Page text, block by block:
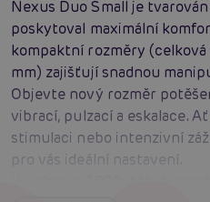
Nexus Duo Small je
poskytoval maximální
kompaktní rozměry
mm) zajišťují snadnou
Objevte nový rozměr
vibrací, pulzací a eskalace.
stimulaci nebo intenzivní
pro vás ideální nastavení.